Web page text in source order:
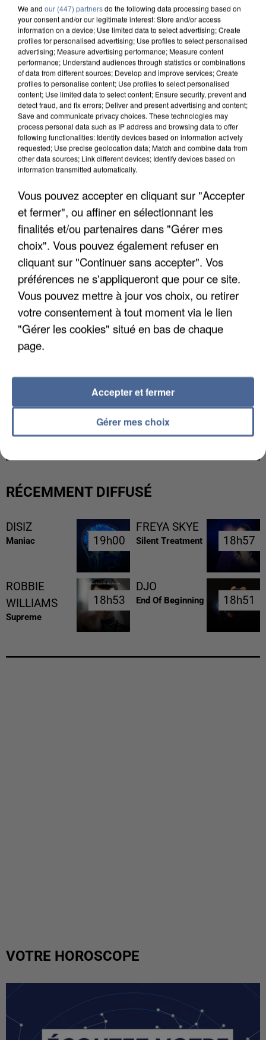
DE FAUNE SAUVAGE SONT...
L’UN DES FONDATEURS SUPPOSÉS DE LA DZ
MAFIA INTERPELLÉ EN ALGÉRIE
RÉCEMMENT DIFFUSÉ
DISIZ
Maniac 19h00
19h00
FREYA SKYE
Silent Treatment 18h57
18h57
ROBBIE
WILLIAMS
Supreme
18h53
18h53
DJO
End Of Beginning 18h51
18h51
VOTRE HOROSCOPE
We and our (447) partnersdo the following data processing based on
your consent and/or our legitimate interest: Store and/or access
information on a device; Use limited data to select advertising; Create
profiles for personalised advertising; Use profiles to select personalised
advertising; Measure advertising performance; Measure content
performance; Understand audiences through statistics or combinations
of data from different sources; Develop and improve services; Create
profiles to personalise content; Use profiles to select personalised
content; Use limited data to select content; Ensure security, prevent and
detect fraud, and fix errors; Deliver and present advertising and content;
Save and communicate privacy choices. These technologies may
process personal data such as IP address and browsing data to offer
following functionalities: Identify devices based on information actively
requested; Use precise geolocation data; Match and combine data from
other data sources; Link different devices; Identify devices based on
information transmitted automatically.
Vous pouvez accepter en cliquant sur "Accepter
et fermer", ou affiner en sélectionnant les
finalités et/ou partenaires dans "Gérer mes
choix". Vous pouvez également refuser en
cliquant sur "Continuer sans accepter". Vos
préférences ne s'appliqueront que pour ce site.
Vous pouvez mettre à jour vos choix, ou retirer
votre consentement à tout moment via le lien
"Gérer les cookies" situé en bas de chaque
page.
Gérer mes choix
Accepter et fermer